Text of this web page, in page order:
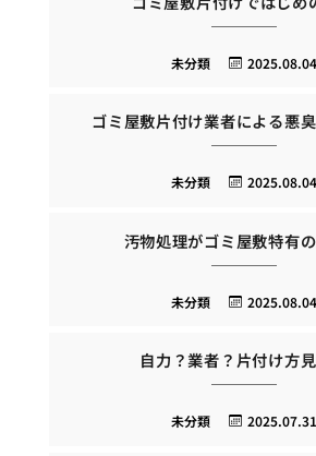
2025.08.04
未分類
ゴミ屋敷片付け業者による悪
2025.08.04
未分類
汚物処理がゴミ屋敷特有
2025.08.04
未分類
自力？業者？片付け方
2025.07.31
未分類